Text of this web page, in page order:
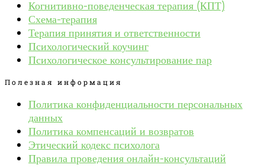
Когнитивно-поведенческая терапия (КПТ)
Схема-терапия
Терапия принятия и ответственности
Психологический коучинг
Психологическое консультирование пар
Полезная информация
Политика конфиденциальности персональных
данных
Политика компенсаций и возвратов
Этический кодекс психолога
Правила проведения онлайн-консультаций